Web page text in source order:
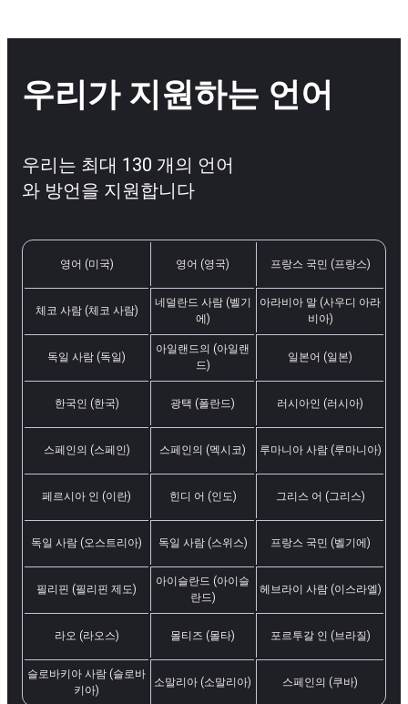
우리가 지원하는 언어
우리는 최대 130 개의 언어
와 방언을 지원합니다
영어 (미국) 영어 (영국) 프랑스 국민 (프랑스)
체코 사람 (체코 사람)
네덜란드 사람 (벨기
에)
아라비아 말 (사우디 아라
비아)
독일 사람 (독일)
아일랜드의 (아일랜
드)
일본어 (일본)
한국인 (한국) 광택 (폴란드) 러시아인 (러시아)
스페인의 (스페인) 스페인의 (멕시코) 루마니아 사람 (루마니아)
페르시아 인 (이란) 힌디 어 (인도) 그리스 어 (그리스)
독일 사람 (오스트리아) 독일 사람 (스위스) 프랑스 국민 (벨기에)
필리핀 (필리핀 제도)
아이슬란드 (아이슬
란드)
헤브라이 사람 (이스라엘)
라오 (라오스) 몰티즈 (몰타) 포르투갈 인 (브라질)
슬로바키아 사람 (슬로바
키아)
소말리아 (소말리아) 스페인의 (쿠바)